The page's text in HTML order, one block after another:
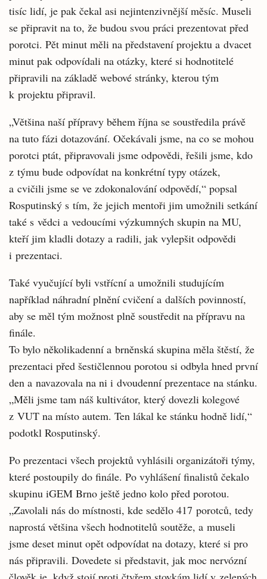
tisíc lidí, je pak čekal asi nejintenzivnější měsíc. Museli
se připravit na to, že budou svou práci prezentovat před
porotci. Pět minut měli na představení projektu a dvacet
minut pak odpovídali na otázky, které si hodnotitelé
připravili na základě webové stránky, kterou tým
k projektu připravil.
„Většina naší přípravy během října se soustředila právě
na tuto fázi dotazování. Očekávali jsme, na co se mohou
porotci ptát, připravovali jsme odpovědi, řešili jsme, kdo
z týmu bude odpovídat na konkrétní typy otázek,
a cvičili jsme se ve zdokonalování odpovědí,“ popsal
Rosputinský s tím, že jejich mentoři jim umožnili setkání
také s vědci a vedoucími výzkumných skupin na MU,
kteří jim kladli dotazy a radili, jak vylepšit odpovědi
i prezentaci.
Také vyučující byli vstřícní a umožnili studujícím
například náhradní plnění cvičení a dalších povinností,
aby se měl tým možnost plně soustředit na přípravu na
finále.
To bylo několikadenní a brněnská skupina měla štěstí, že
prezentaci před šestičlennou porotou si odbyla hned první
den a navazovala na ni i dvoudenní prezentace na stánku.
„Měli jsme tam náš kultivátor, který dovezli kolegové
z VUT na místo autem. Ten lákal ke stánku hodně lidí,“
podotkl Rosputinský.
Po prezentaci všech projektů vyhlásili organizátoři týmy,
které postoupily do finále. Po vyhlášení finalistů čekalo
skupinu iGEM Brno ještě jedno kolo před porotou.
„Zavolali nás do místnosti, kde sedělo 417 porotců, tedy
naprostá většina všech hodnotitelů soutěže, a museli
jsme deset minut opět odpovídat na dotazy, které si pro
nás připravili. Dovedete si představit, jak moc nervózní